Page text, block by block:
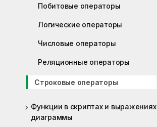
Побитовые операторы
Логические операторы
Числовые операторы
Реляционные операторы
Строковые операторы
Функции в скриптах и выражениях
диаграммы